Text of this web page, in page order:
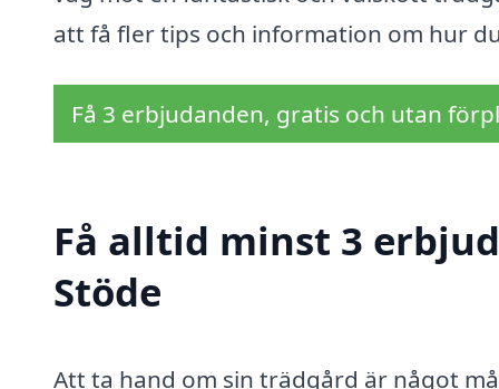
att få fler tips och information om hur
Få 3 erbjudanden, gratis och utan
Få alltid minst 3
Stöde
Att ta hand om sin trädgård är något